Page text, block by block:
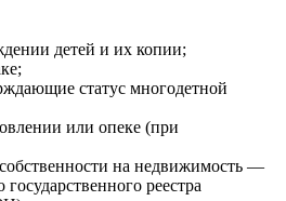
детей и их копии;
статус многодетной
или опеке (при
на недвижимость —
реестра